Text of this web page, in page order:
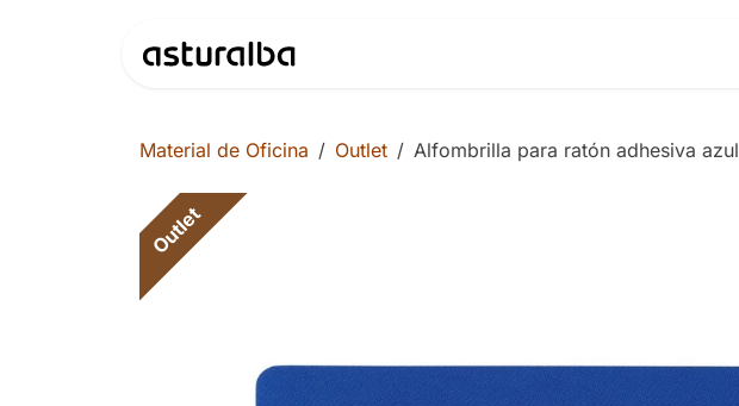
Material de Oficina Outlet Alfombrilla para ratón adhesiva azul
Outlet